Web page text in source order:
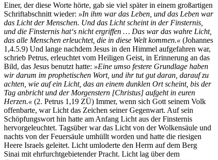
Einer, der diese Worte hörte, gab sie viel später in einem großartigen
Schriftabschnitt wieder: »In ihm war das Leben, und das Leben war
das Licht der Menschen. Und das Licht scheint in der Finsternis,
und die Finsternis hat‘s nicht ergriffen … Das war das wahre Licht,
das alle Menschen erleuchtet, die in diese Welt kommen.« (Johannes
1,4.5.9) Und lange nachdem Jesus in den Himmel aufgefahren war,
schrieb Petrus, erleuchtet vom Heiligen Geist, in Erinnerung an das
Bild, das Jesus benutzt hatte: »Eine umso festere Grundlage haben
wir darum im prophetischen Wort, und ihr tut gut daran, darauf zu
achten, wie auf ein Licht, das an einem dunklen Ort scheint, bis der
Tag anbricht und der Morgenstern [Christus] aufgeht in euren
Herzen.« (2. Petrus 1,19 ZÜ) Immer, wenn sich Gott seinem Volk
offenbarte, war Licht das Zeichen seiner Gegenwart. Auf sein
Schöpfungswort hin hatte am Anfang Licht aus der Finsternis
hervorgeleuchtet. Tagsüber war das Licht von der Wolkensäule und
nachts von der Feuersäule umhüllt worden und hatte die riesigen
Heere Israels geleitet. Licht umloderte den Herrn auf dem Berg
Sinai mit ehrfurchtgebietender Pracht. Licht lag über dem